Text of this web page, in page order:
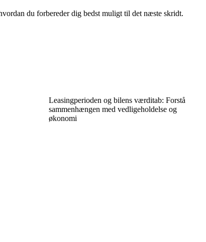
du forbereder dig bedst muligt til det næste skridt.
Leasingperioden og bilens værditab: Forstå
sammenhængen med vedligeholdelse og
økonomi